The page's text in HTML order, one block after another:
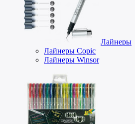
Лайнеры
Лайнеры Copic
Лайнеры Winsor